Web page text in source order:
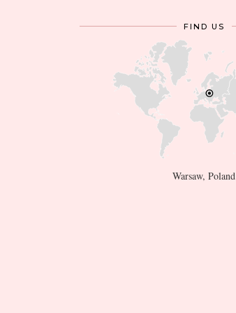
FIND US
Warsaw, Poland